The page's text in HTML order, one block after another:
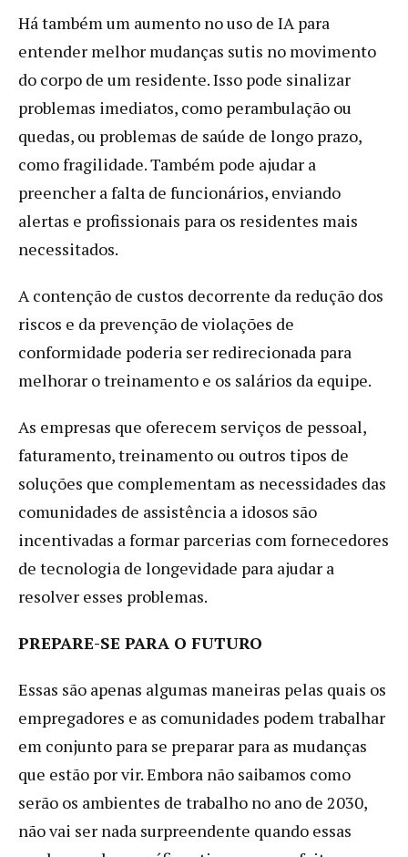
Há também um aumento no uso de IA para
entender melhor mudanças sutis no movimento
do corpo de um residente. Isso pode sinalizar
problemas imediatos, como perambulação ou
quedas, ou problemas de saúde de longo prazo,
como fragilidade. Também pode ajudar a
preencher a falta de funcionários, enviando
alertas e profissionais para os residentes mais
necessitados.
A contenção de custos decorrente da redução dos
riscos e da prevenção de violações de
conformidade poderia ser redirecionada para
melhorar o treinamento e os salários da equipe.
As empresas que oferecem serviços de pessoal,
faturamento, treinamento ou outros tipos de
soluções que complementam as necessidades das
comunidades de assistência a idosos são
incentivadas a formar parcerias com fornecedores
de tecnologia de longevidade para ajudar a
resolver esses problemas.
PREPARE-SE PARA O FUTURO
Essas são apenas algumas maneiras pelas quais os
empregadores e as comunidades podem trabalhar
em conjunto para se preparar para as mudanças
que estão por vir. Embora não saibamos como
serão os ambientes de trabalho no ano de 2030,
não vai ser nada surpreendente quando essas